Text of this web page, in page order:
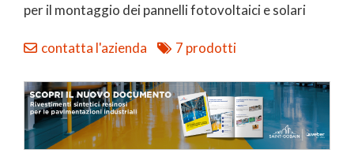
per il montaggio dei pannelli fotovoltaici e solari
contatta l'azienda 7 prodotti